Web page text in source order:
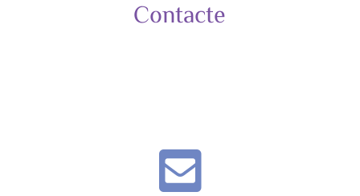
Contacte
